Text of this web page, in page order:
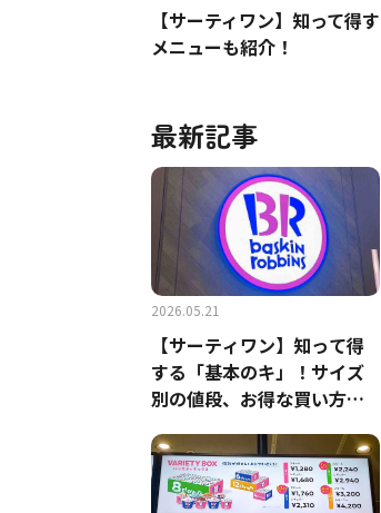
【サーティワン】知って得
メニューも紹介！
最新記事
2026.05.21
【サーティワン】知って得
する「基本のキ」！サイズ
別の値段、お得な買い方
紹介！